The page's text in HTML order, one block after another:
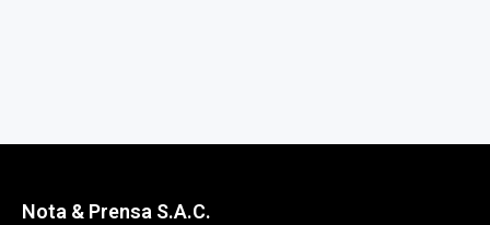
Nota & Prensa S.A.C.